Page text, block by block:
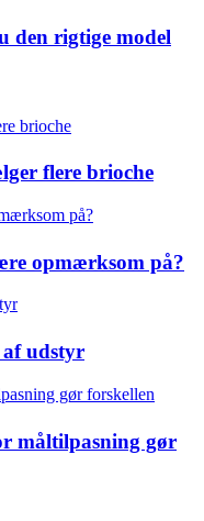
den rigtige model
flere brioche
opmærksom på?
udstyr
måltilpasning gør